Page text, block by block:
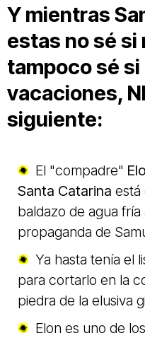
Y mientras
estas no sé si
tampoco sé
vacaciones,
siguiente:
El "compadre"
Santa Catarina está
baldazo de agua fría
propaganda de
Ya hasta tenía el
para cortarlo en la
piedra de la elusiva
Elon es uno de